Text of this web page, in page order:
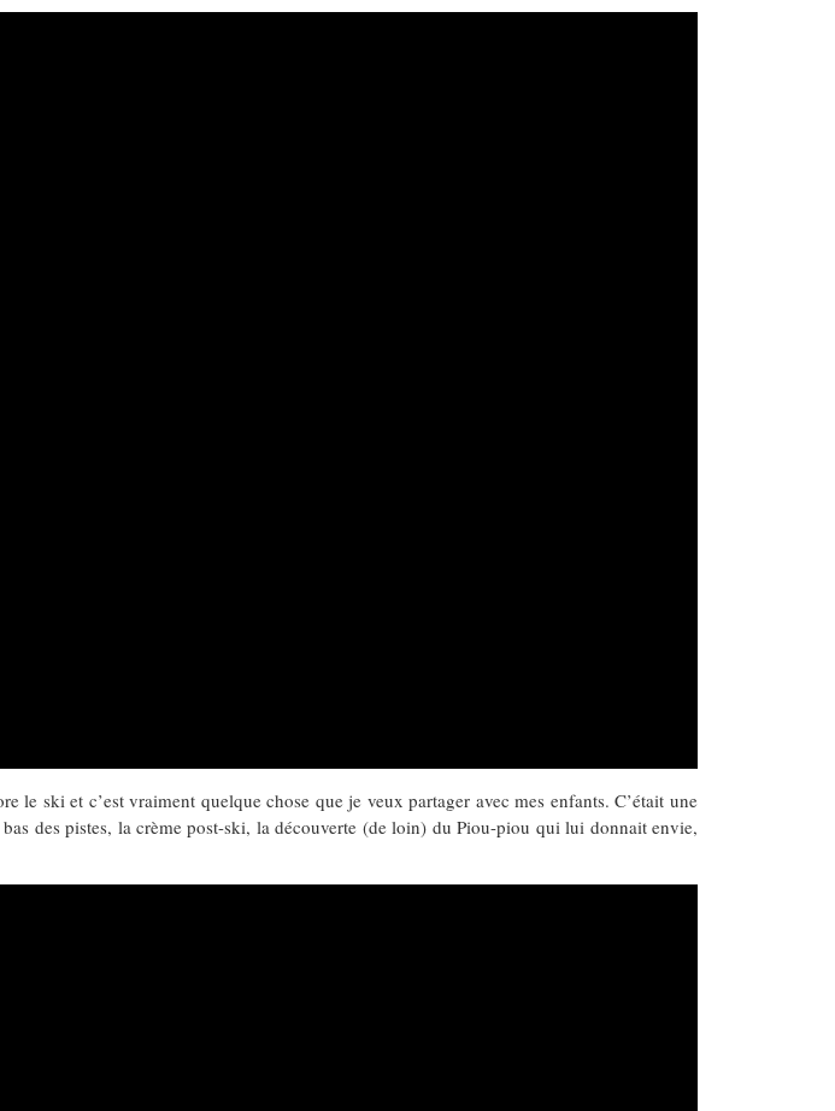
le ski et c’est vraiment quelque chose que je veux partager avec mes enfants. C’était une
des pistes, la crème post-ski, la découverte (de loin) du Piou-piou qui lui donnait envie,